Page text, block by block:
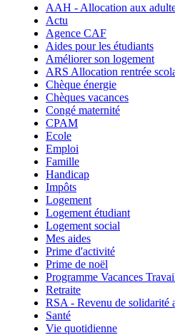
AAH - Allocation aux
Actu
Agence CAF
Aides pour les étudiants
Améliorer son logement
ARS Allocation rentrée
Chèque énergie
Chèques vacances
Congé maternité
CPAM
Ecole
Emploi
Famille
Handicap
Impôts
Logement
Logement étudiant
Logement social
Mes aides
Prime d'activité
Prime de noël
Programme Vacances
Retraite
RSA - Revenu de solidarité
Santé
Vie quotidienne